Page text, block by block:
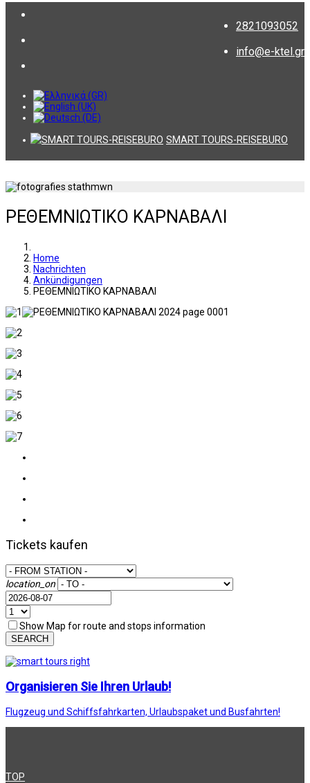
2821093052
info@e-ktel.gr
SMART TOURS-REISEBURO
ΡΕΘΕΜΝΙΩΤΙΚΟ ΚΑΡΝΑΒΑΛΙ
Home
Nachrichten
Ankündigungen
ΡΕΘΕΜΝΙΩΤΙΚΟ ΚΑΡΝΑΒΑΛΙ
Tickets kaufen
location_on
Show Map for route and stops information
SEARCH
Organisieren Sie Ihren Urlaub!
Flugzeug und Schiffsfahrkarten, Urlaubspaket und Busfahrten!
TOP